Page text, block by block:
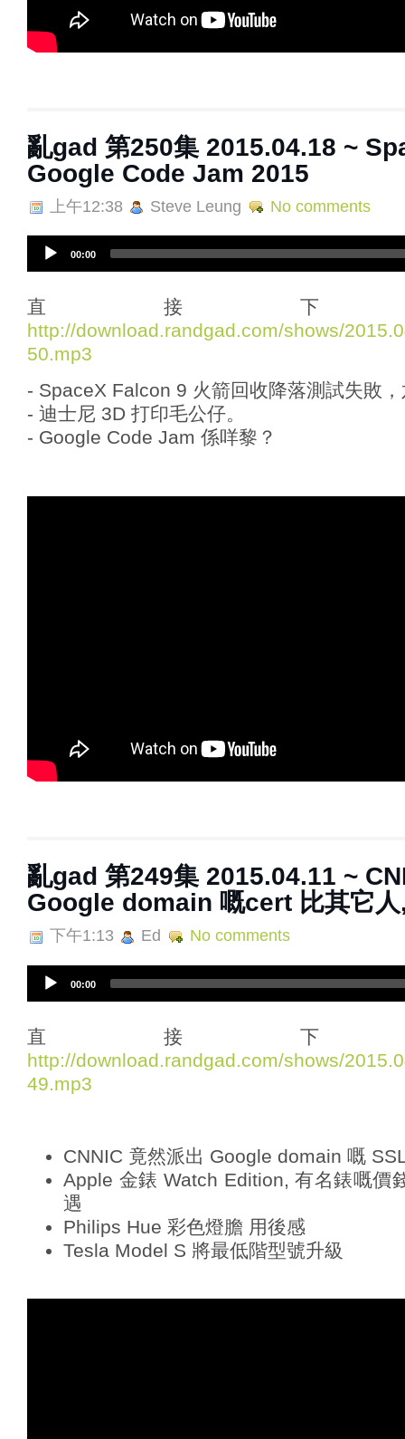
亂gad 第250集 2015.04.18 ~
Google Code Jam 2015
上午12:38 Steve Leung No comments
i
o
P
l
y
00:00
直接
http://download.randgad.com/shows/
50.mp3
- SpaceX Falcon 9 火箭回收降落測試失敗
- 迪士尼 3D 打印毛公仔。
- Google Code Jam 係咩黎？
亂gad 第249集 2015.04.11 ~
Google domain 嘅cert 比其它
下午1:13 Ed No comments
i
o
P
l
00:00
直接
http://download.randgad.com/shows/
49.mp3
CNNIC 竟然派出 Google domain 嘅
Apple 金錶 Watch Edition, 有名錶嘅價
遇
Philips Hue 彩色燈膽 用後感
Tesla Model S 將最低階型號升級